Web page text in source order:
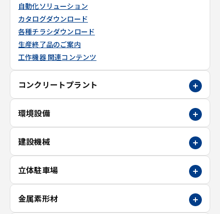
自動化ソリューション
カタログダウンロード
各種チラシダウンロード
生産終了品のご案内
工作機器 関連コンテンツ
コンクリートプラント
環境設備
建設機械
立体駐車場
金属素形材